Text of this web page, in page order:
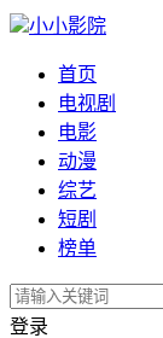
小小影院
首页
电视剧
电影
动漫
综艺
短剧
榜单
登录